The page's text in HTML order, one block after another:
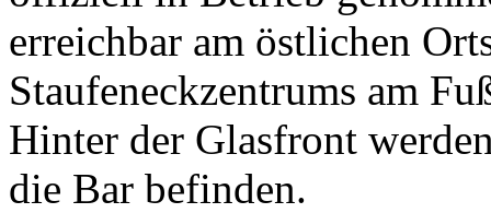
erreichbar am östlichen
Staufeneckzentrums am
Hinter der Glasfront
die Bar befinden.